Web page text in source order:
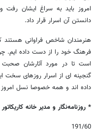
امروز باید به سراغ ایشان رفت
دانستن آن اسرار قرار داد.
هنرمندان شاخص فراوانی هستند
فرهنگ خود را از دست داده ایم.
است تا در مورد آثارشان
گنجینه ای از اسرار روزهای سخت
داده اند و همه خصوصا نسل
* روزنامه‌نگار و مدیر خانه کاریکاتور
191/60